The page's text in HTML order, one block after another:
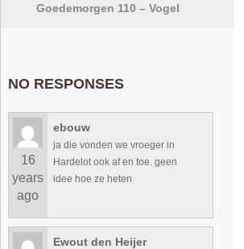
Goedemorgen 110 – Vogel
NO RESPONSES
16
years
ago
ebouw
ja die vonden we vroeger in
Hardelot ook af en toe. geen
idee hoe ze heten
Ewout den Heijer